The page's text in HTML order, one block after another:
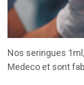
Nos seringues
Medeco et sont